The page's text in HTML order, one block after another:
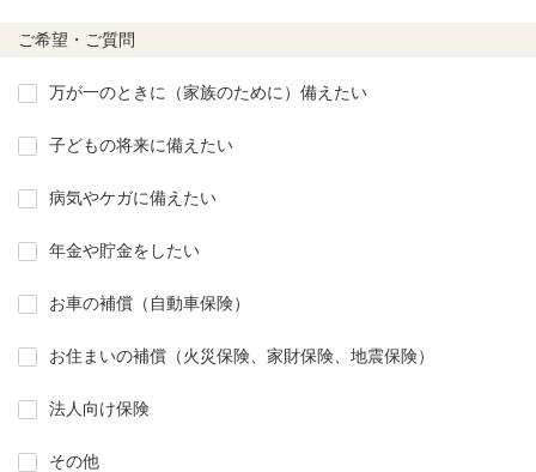
ご希望・ご質問
万が一のときに（家族のために）備えたい
子どもの将来に備えたい
病気やケガに備えたい
年金や貯金をしたい
お車の補償（自動車保険）
お住まいの補償（火災保険、家財保険、地震保険）
法人向け保険
その他